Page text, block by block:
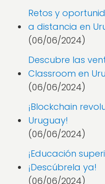
Retos y
a distancia en
(06/06/2024)
Descubre las
Classroom en
(06/06/2024)
¡Blockchain
Uruguay!
(06/06/2024)
¡Educación
¡Descúbrela ya!
(06/06/2024)